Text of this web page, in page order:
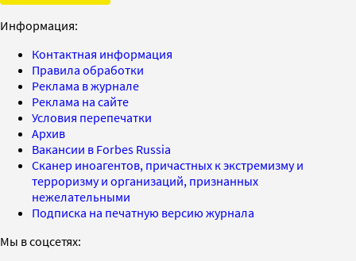
Информация:
Контактная информация
Правила обработки
Реклама в журнале
Реклама на сайте
Условия перепечатки
Архив
Вакансии в Forbes Russia
Сканер иноагентов, причастных к экстремизму и
терроризму и организаций, признанных
нежелательными
Подписка на печатную версию журнала
Мы в соцсетях: